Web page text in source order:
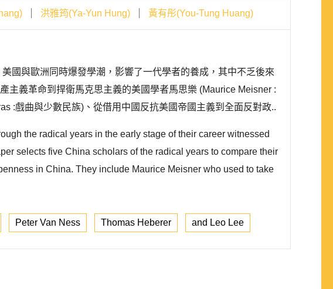
洪雅筠(Ya-Yun Hung) 黃有彤(You-Tung Huang)
國與歐洲同時爆發學潮，影響了一代學者的養成，其中不乏後來
主義革命到捍衛馬克思主義的美國學者馬思樂 (Maurice Meisner :
:戲曲與少數民族)、從借用中國反抗美國帝國主義到全面反對政..
the radical years in the early stage of their career witnessed
selects five China scholars of the radical years to compare their
in China. They include Maurice Meisner who used to take
Peter Van Ness Thomas Heberer and Leo Lee